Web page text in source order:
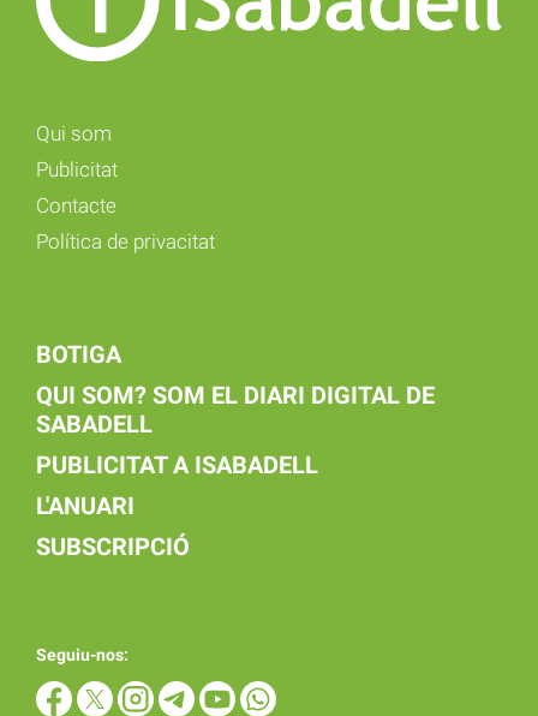
Qui som
Publicitat
Contacte
Política de privacitat
BOTIGA
QUI SOM? SOM EL DIARI DIGITAL DE
SABADELL
PUBLICITAT A ISABADELL
L'ANUARI
SUBSCRIPCIÓ
Seguiu-nos: